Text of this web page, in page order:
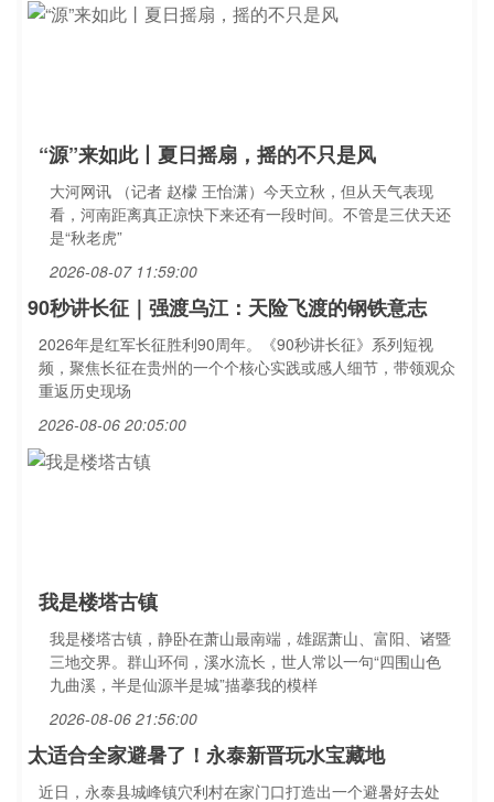
“源”来如此丨夏日摇扇，摇的不只是风
大河网讯 （记者 赵檬 王怡潇）今天立秋，但从天气表现
看，河南距离真正凉快下来还有一段时间。不管是三伏天还
是“秋老虎”
2026-08-07 11:59:00
90秒讲长征｜强渡乌江：天险飞渡的钢铁意志
2026年是红军长征胜利90周年。《90秒讲长征》系列短视
频，聚焦长征在贵州的一个个核心实践或感人细节，带领观众
重返历史现场
2026-08-06 20:05:00
我是楼塔古镇
我是楼塔古镇，静卧在萧山最南端，雄踞萧山、富阳、诸暨
三地交界。群山环伺，溪水流长，世人常以一句“四围山色
九曲溪，半是仙源半是城”描摹我的模样
2026-08-06 21:56:00
太适合全家避暑了！永泰新晋玩水宝藏地
近日，永泰县城峰镇穴利村在家门口打造出一个避暑好去处